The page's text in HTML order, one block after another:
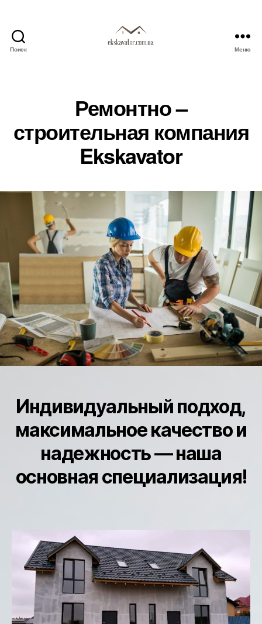
Поиск Меню
Ремонтно –
строительная компания
Ekskavator
Индивидуальный подход,
максимальное качество и
надежность — наша
основная специализация!